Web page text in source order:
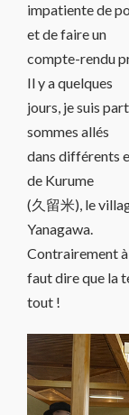
impatiente de
et de faire un
compte-rendu
Il y a quelques
jours, je suis
sommes allés
dans différents
de Kurume
(久留米), le
Yanagawa.
Contrairement
faut dire que la
tout !